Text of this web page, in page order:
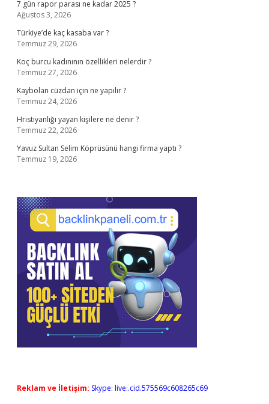
7 gün rapor parası ne kadar 2025 ?
Ağustos 3, 2026
Türkiye’de kaç kasaba var ?
Temmuz 29, 2026
Koç burcu kadınının özellikleri nelerdir ?
Temmuz 27, 2026
Kaybolan cüzdan için ne yapılır ?
Temmuz 24, 2026
Hristiyanlığı yayan kişilere ne denir ?
Temmuz 22, 2026
Yavuz Sultan Selim Köprüsünü hangi firma yaptı ?
Temmuz 19, 2026
Reklam ve İletişim: Skype: live:.cid.575569c608265c69